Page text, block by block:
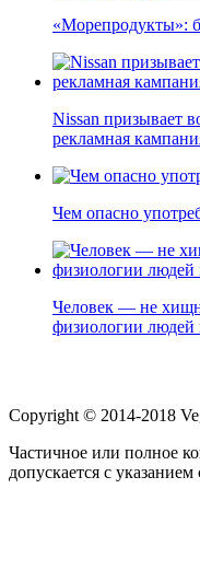
«Морепродукты»:
Nissan призывает
рекламная
Чем опасно
Человек — не
физиологии
Copyright © 2014-2018
Частичное или полное
допускается с